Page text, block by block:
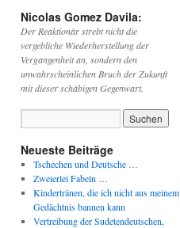
Nicolas Gomez Davila:
Der Reaktionär strebt nicht die
vergebliche Wiederherstellung der
Vergangenheit an, sondern den
unwahrscheinlichen Bruch der Zukunft
mit dieser schäbigen Gegenwart.
Neueste Beiträge
Tschechen und Deutsche …
Zweierlei Fabeln …
Kindertränen, die ich nicht aus meinem
Gedächtnis bannen kann
Vertreibung der Sudetendeutschen,